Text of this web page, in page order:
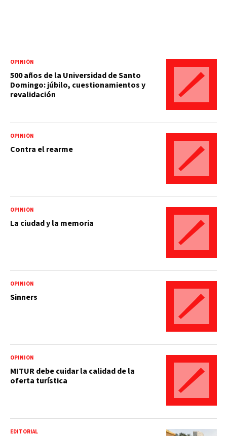
OPINIÓN
500 años de la Universidad de Santo
Domingo: júbilo, cuestionamientos y
revalidación
OPINIÓN
Contra el rearme
OPINIÓN
La ciudad y la memoria
OPINIÓN
Sinners
OPINIÓN
MITUR debe cuidar la calidad de la
oferta turística
EDITORIAL